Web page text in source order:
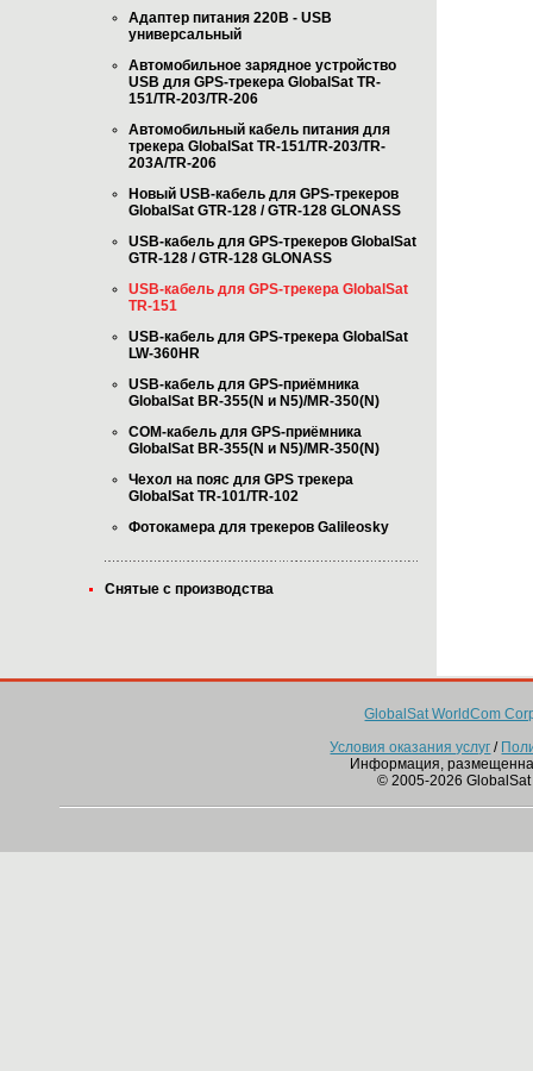
Адаптер питания 220В - USB
универсальный
Автомобильное зарядное устройство
USB для GPS-трекера GlobalSat TR-
151/TR-203/TR-206
Автомобильный кабель питания для
трекера GlobalSat TR-151/TR-203/TR-
203A/TR-206
Новый USB-кабель для GPS-трекеров
GlobalSat GTR-128 / GTR-128 GLONASS
USB-кабель для GPS-трекеров GlobalSat
GTR-128 / GTR-128 GLONASS
USB-кабель для GPS-трекера GlobalSat
TR-151
USB-кабель для GPS-трекера GlobalSat
LW-360HR
USB-кабель для GPS-приёмника
GlobalSat BR-355(N и N5)/MR-350(N)
COM-кабель для GPS-приёмника
GlobalSat BR-355(N и N5)/MR-350(N)
Чехол на пояс для GPS трекера
GlobalSat TR-101/TR-102
Фотокамера для трекеров Galileosky
Снятые с производства
GlobalSat WorldCom
Условия оказания услуг /
Информация,
© 2005-2026